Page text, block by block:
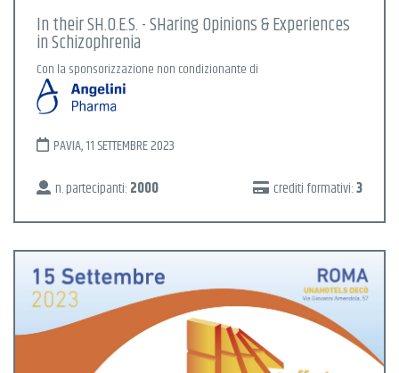
In their SH.O.E.S. - SHaring Opinions & Experiences
in Schizophrenia
Con la sponsorizzazione non condizionante di
PAVIA, 11 SETTEMBRE 2023
n. partecipanti: 2000 crediti formativi:3